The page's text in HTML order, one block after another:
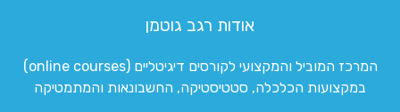
אודות רגב גוטמן
המרכז המוביל והמקצועי לקורסים דיגיטליים (online courses)
במקצועות הכלכלה, סטטיסטיקה, החשבונאות והמתמטיקה